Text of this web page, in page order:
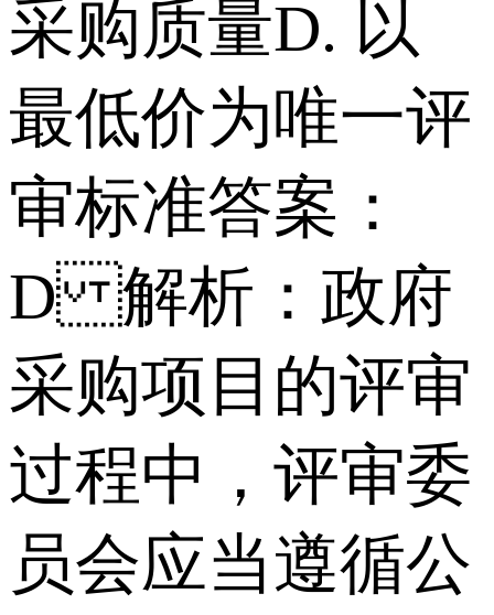
采购质量 D. 以
最低价为唯一评
审标准 答案：
D 解析：政府
采购项目的评审
过程中，评审委
员会应当遵循公